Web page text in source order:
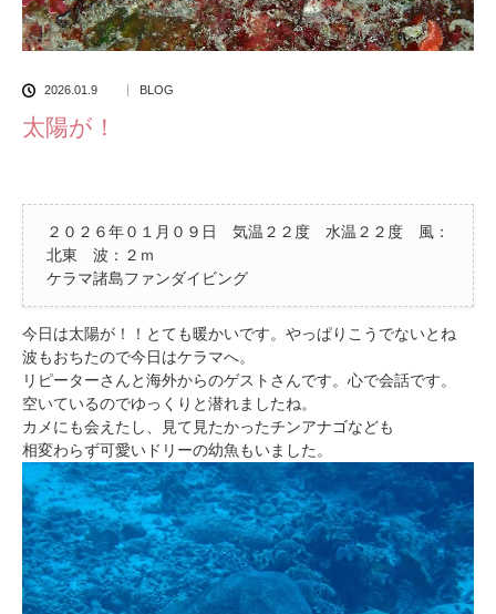
2026.01.9 BLOG
太陽が！
２０２６年０１月０９日 気温２２度 水温２２度 風：
北東 波：２ｍ
ケラマ諸島ファンダイビング
今日は太陽が！！とても暖かいです。やっぱりこうでないとね
波もおちたので今日はケラマへ。
リピーターさんと海外からのゲストさんです。心で会話です。
空いているのでゆっくりと潜れましたね。
カメにも会えたし、見て見たかったチンアナゴなども
相変わらず可愛いドリーの幼魚もいました。